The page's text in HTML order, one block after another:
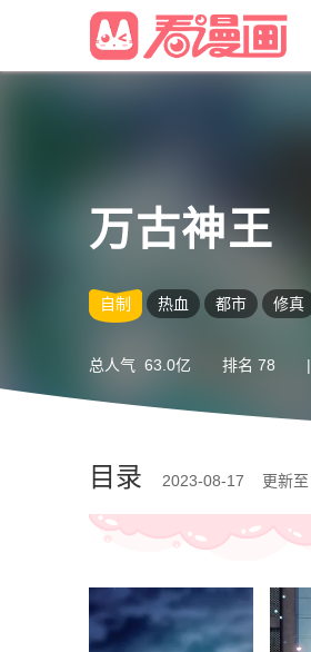
万古神王
自制 热血 都市 修真
总人气 63.0亿 排名 78 |
目录 2023-08-17 更新至